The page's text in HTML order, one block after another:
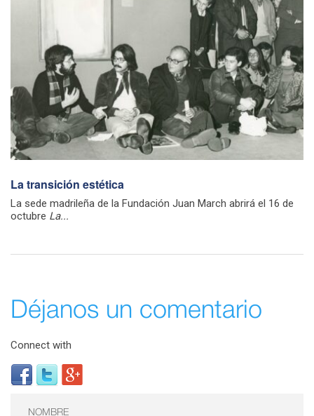
La transición estética
La sede madrileña de la Fundación Juan March abrirá el 16 de
octubre La...
Déjanos un comentario
Connect with